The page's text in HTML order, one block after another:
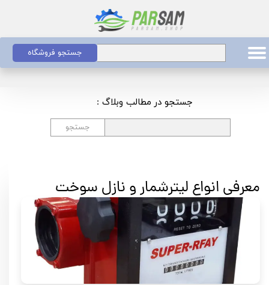
جستجو فروشگاه
جستجو
جستجو در مطالب وبلاگ :
معرفی انواع لیترشمار و نازل سوخت